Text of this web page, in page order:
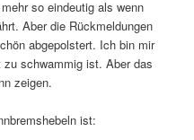
so eindeutig als wenn
Aber die Rückmeldungen
abgepolstert. Ich bin mir
schwammig ist. Aber das
zeigen.
ist: